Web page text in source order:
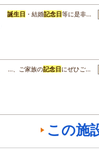
誕生日 ・結婚記念日等に是非…
…、ご家族の記念日 にぜひご…
この施